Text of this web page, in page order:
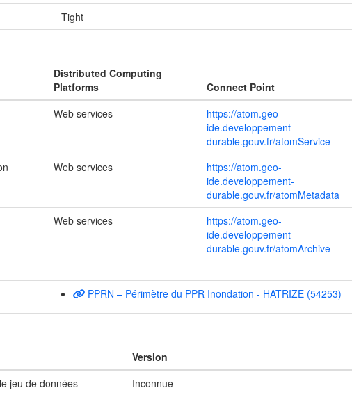
Tight
Distributed Computing
Platforms
Connect Point
Web services
https://atom.geo-
ide.developpement-
durable.gouv.fr/atomService
Web services
https://atom.geo-
ide.developpement-
durable.gouv.fr/atomMetadata
Web services
https://atom.geo-
ide.developpement-
durable.gouv.fr/atomArchive
PPRN – Périmètre du PPR Inondation - HATRIZE (54253)
Version
jeu de données
Inconnue